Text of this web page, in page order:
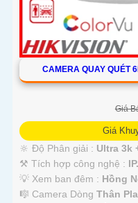
CAMERA QUAY QUÉT
Giá
Giá
🔆 Độ Phân giải : Ultra 3k
⚒ Tích hợp công nghệ : IP.
💡 Xem ban đêm : Hồng
🎼️ Camera Dòng Thân